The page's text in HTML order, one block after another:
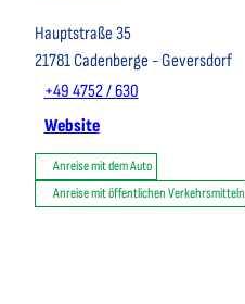
Hauptstraße 35
21781 Cadenberge - Geversdorf
+49 4752 / 630
Website
Anreise mit dem Auto
Anreise mit öffentlichen Verkehrsmitteln